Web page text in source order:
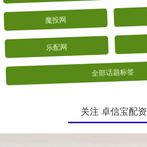
魔投网
乐配网
全部话题标签
关注 卓信宝配资